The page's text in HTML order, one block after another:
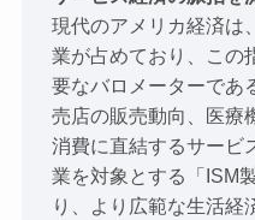
現代のアメリカ経済は
業が占めており、この
要なバロメーターであ
売店の販売動向、医療
消費に直結するサービ
業を対象とする「ISM
り、より広範な生活経